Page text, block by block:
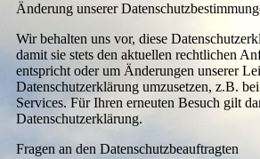
Änderung unserer
Wir behalten uns vor, diese
damit sie stets den aktuellen rechtlichen
entspricht oder um Änderungen unserer
Datenschutzerklärung umzusetzen, z.B.
Services. Für Ihren erneuten Besuch gilt
Datenschutzerklärung.
Fragen an den Datenschutzbeauftragten